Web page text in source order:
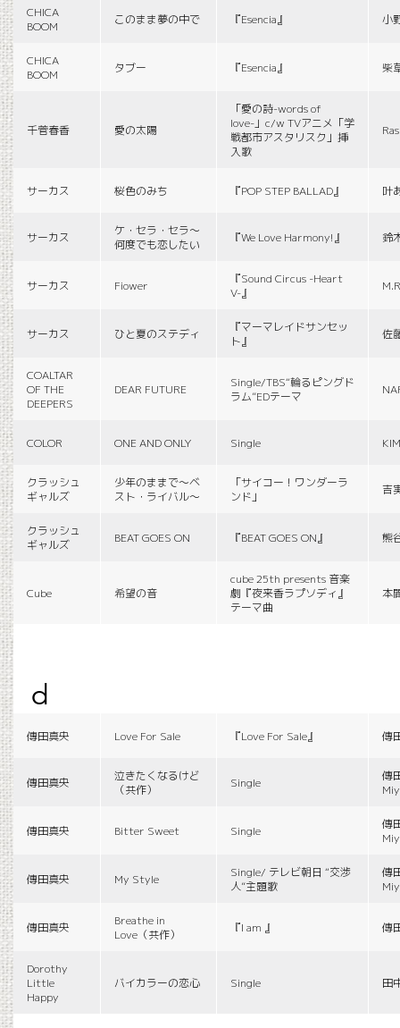
CHICA
BOOM
このまま夢の中で 『Esencia』 小
CHICA
BOOM
タブー 『Esencia』 柴
千菅春香 愛の太陽
「愛の詩-words of
love-」c/w TVアニメ「学
戦都市アスタリスク」挿
入歌
サーカス 桜色のみち 『POP STEP BALLAD』 叶
サーカス
ケ・セラ・セラ〜
何度でも恋したい
『We Love Harmony!』 鈴
サーカス Fiower
『Sound Circus -Heart
V-』
サーカス ひと夏のステディ
『マーマレイドサンセッ
ト』
佐
COALTAR
OF THE
DEEPERS
DEAR FUTURE
Single/TBS“輪るピングド
ラム”EDテーマ
COLOR ONE AND ONLY Single
クラッシュ
ギャルズ
少年のままで〜ベ
スト・ライバル〜
「サイコー！ワンダーラ
ンド」
吉
クラッシュ
ギャルズ
BEAT GOES ON 『BEAT GOES ON』 熊
Cube 希望の音
cube 25th presents 音楽
劇『夜来香ラプソディ』
テーマ曲
本
d
傳田真央 Love For Sale 『Love For Sale』 傳
傳田真央
泣きたくなるけど
（共作）
Single
傳
傳田真央 Bitter Sweet Single
傳
傳田真央 My Style
Single/ テレビ朝日 “交渉
人”主題歌
傳
傳田真央
Breathe in
Love（共作）
『I am 』 傳
Dorothy
Little
Happy
バイカラーの恋心 Single 田